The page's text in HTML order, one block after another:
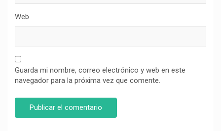
Web
Guarda mi nombre, correo electrónico y web en este
navegador para la próxima vez que comente.